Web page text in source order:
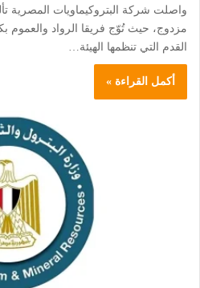
واصلت شركة البتروكيماويات المصرية
مزدوج، حيث تُوّج فريقا الرواد والعموم
القدم التي تنظمها الهيئة…
أكمل القراءة »